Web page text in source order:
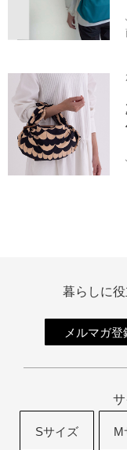
暮らしに
メルマガ登
Sサイズ M